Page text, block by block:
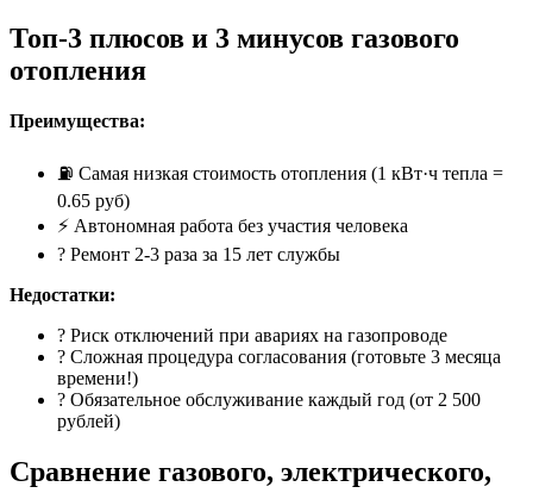
Топ-3 плюсов и 3 минусов газового
отопления
Преимущества:
⛽ Самая низкая стоимость отопления (1 кВт·ч тепла =
0.65 руб)
⚡ Автономная работа без участия человека
? Ремонт 2-3 раза за 15 лет службы
Недостатки:
? Риск отключений при авариях на газопроводе
? Сложная процедура согласования (готовьте 3 месяца
времени!)
? Обязательное обслуживание каждый год (от 2 500
рублей)
Сравнение газового, электрического,